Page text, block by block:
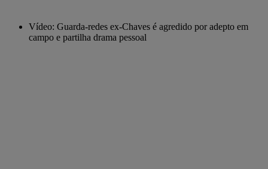
Vídeo: Guarda-redes ex-Chaves é agredido por adepto em
campo e partilha drama pessoal